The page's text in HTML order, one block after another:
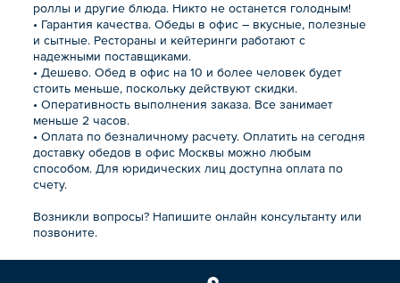
роллы и другие блюда. Никто не останется голодным!
• Гарантия качества. Обеды в офис – вкусные, полезные
и сытные. Рестораны и кейтеринги работают с
надежными поставщиками.
• Дешево. Обед в офис на 10 и более человек будет
стоить меньше, поскольку действуют скидки.
• Оперативность выполнения заказа. Все занимает
меньше 2 часов.
• Оплата по безналичному расчету. Оплатить на сегодня
доставку обедов в офис Москвы можно любым
способом. Для юридических лиц доступна оплата по
счету.
Возникли вопросы? Напишите онлайн консультанту или
позвоните.